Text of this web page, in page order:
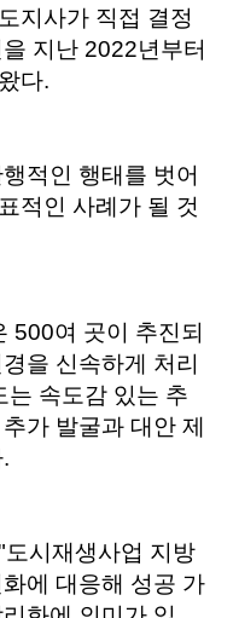
지사가 직접 결정
지난 2022년부터
다.
적인 행태를 벗어
적인 사례가 될 것
500여 곳이 추진되
을 신속하게 처리
는 속도감 있는 추
가 발굴과 대안 제
시재생사업 지방
에 대응해 성공 가